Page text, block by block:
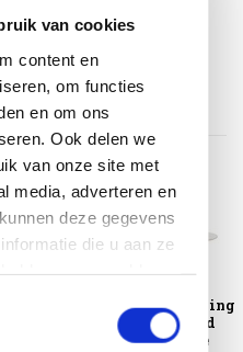
van cookies
content en
om functies
en om ons
Ook delen we
van onze site met
media, adverteren en
deze gegevens
die u aan ze
Hampton dining
tuintafel rond
mortex beige